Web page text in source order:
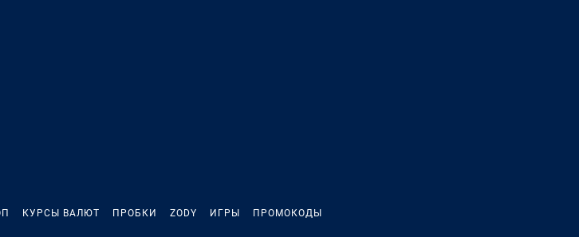
КУРСЫ ВАЛЮТ ПРОБКИ ZODY ИГРЫ ПРОМОКОДЫ